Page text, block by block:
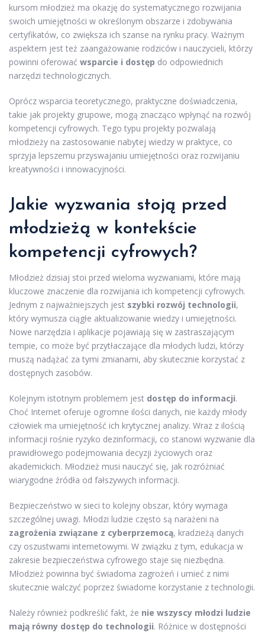
kursom młodzież ma okazję do systematycznego rozwijania
swoich umiejętności w określonym obszarze i zdobywania
certyfikatów, co zwiększa ich szanse na rynku pracy. Ważnym
aspektem jest też zaangażowanie rodziców i nauczycieli, którzy
powinni oferować wsparcie i dostęp do odpowiednich
narzędzi technologicznych.
Oprócz wsparcia teoretycznego, praktyczne doświadczenia,
takie jak projekty grupowe, mogą znacząco wpłynąć na rozwój
kompetencji cyfrowych. Tego typu projekty pozwalają
młodzieży na zastosowanie nabytej wiedzy w praktyce, co
sprzyja lepszemu przyswajaniu umiejętności oraz rozwijaniu
kreatywności i innowacyjności.
Jakie wyzwania stoją przed
młodzieżą w kontekście
kompetencji cyfrowych?
Młodzież dzisiaj stoi przed wieloma wyzwaniami, które mają
kluczowe znaczenie dla rozwijania ich kompetencji cyfrowych.
Jednym z najważniejszych jest szybki rozwój technologii,
który wymusza ciągłe aktualizowanie wiedzy i umiejętności.
Nowe narzędzia i aplikacje pojawiają się w zastraszającym
tempie, co może być przytłaczające dla młodych ludzi, którzy
muszą nadążać za tymi zmianami, aby skutecznie korzystać z
dostępnych zasobów.
Kolejnym istotnym problemem jest dostęp do informacji.
Choć Internet oferuje ogromne ilości danych, nie każdy młody
człowiek ma umiejętność ich krytycznej analizy. Wraz z ilością
informacji rośnie ryzyko dezinformacji, co stanowi wyzwanie dla
prawidłowego podejmowania decyzji życiowych oraz
akademickich. Młodzież musi nauczyć się, jak rozróżniać
wiarygodne źródła od fałszywych informacji.
Bezpieczeństwo w sieci to kolejny obszar, który wymaga
szczególnej uwagi. Młodzi ludzie często są narażeni na
zagrożenia związane z cyberprzemocą, kradzieżą danych
czy oszustwami internetowymi. W związku z tym, edukacja w
zakresie bezpieczeństwa cyfrowego staje się niezbędna.
Młodzież powinna być świadoma zagrożeń i umieć z nimi
skutecznie walczyć poprzez świadome korzystanie z technologii.
Należy również podkreślić fakt, że nie wszyscy młodzi ludzie
mają równy dostęp do technologii. Różnice w dostępności